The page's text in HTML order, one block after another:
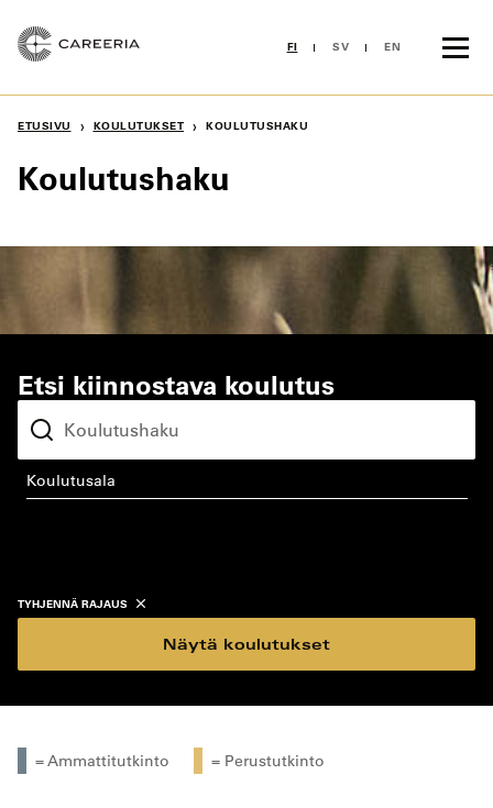
sisältöön
FI SV EN
ETUSIVU › KOULUTUKSET › KOULUTUSHAKU
Koulutushaku
Etsi kiinnostava koulutus
koulutusala
TYHJENNÄ RAJAUS
Näytä koulutukset
= Ammattitutkinto = Perustutkinto